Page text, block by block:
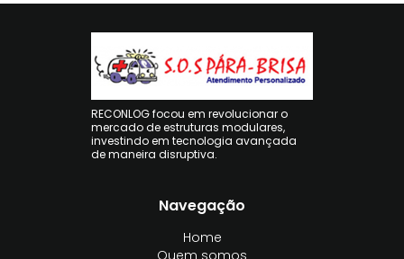
RECONLOG focou em revolucionar o
mercado de estruturas modulares,
investindo em tecnologia avançada
de maneira disruptiva.
Navegação
Home